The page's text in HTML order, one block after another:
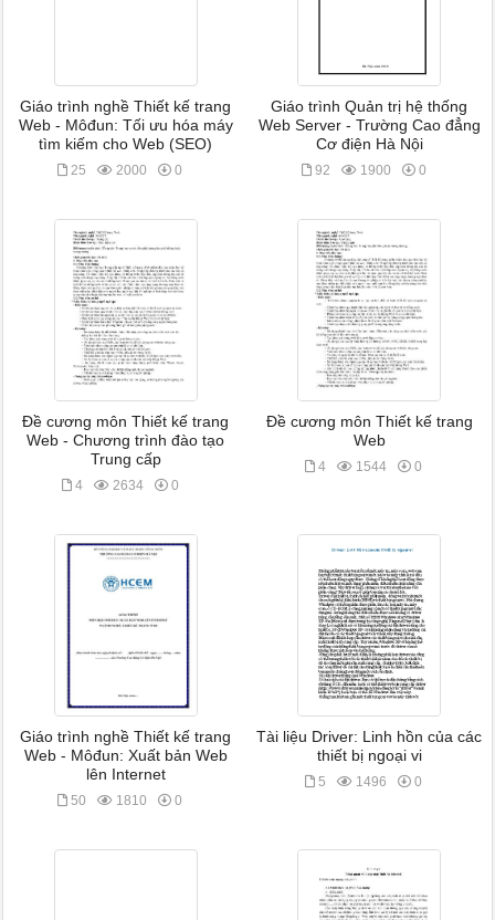
Giáo trình nghề Thiết kế trang
Web - Môđun: Tối ưu hóa máy
tìm kiếm cho Web (SEO)
25 2000 0
Giáo trình Quản trị hệ thống
Web Server - Trường Cao đẳng
Cơ điện Hà Nội
92 1900 0
Đề cương môn Thiết kế trang
Web - Chương trình đào tạo
Trung cấp
4 2634 0
Đề cương môn Thiết kế trang
Web
4 1544 0
Giáo trình nghề Thiết kế trang
Web - Môđun: Xuất bản Web
lên Internet
50 1810 0
Tài liệu Driver: Linh hồn của các
thiết bị ngoại vi
5 1496 0